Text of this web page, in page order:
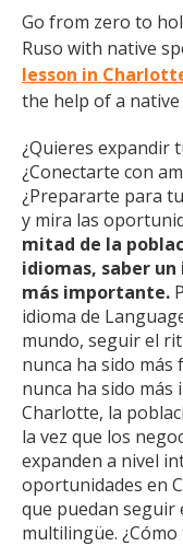
Go from zero to
Ruso with native
lesson in
the help of a
¿Quieres expandir
¿Conectarte con
¿Prepararte para
y mira las
mitad de la
idiomas, saber
más importante.
idioma de
mundo, seguir el
nunca ha sido más
nunca ha sido
Charlotte, la
la vez que los
expanden a nivel
oportunidades en
que puedan seguir
multilingüe.